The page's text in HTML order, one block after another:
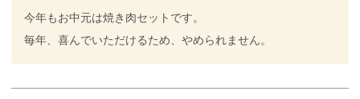
今年もお中元は焼き肉セットです。
毎年、喜んでいただけるため、やめられません。